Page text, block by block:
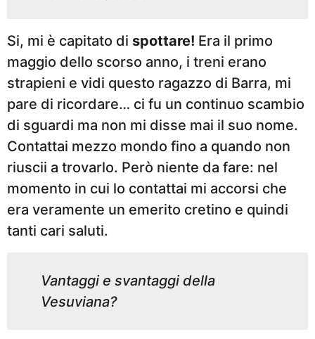
Si, mi è capitato di spottare! Era il primo
maggio dello scorso anno, i treni erano
strapieni e vidi questo ragazzo di Barra, mi
pare di ricordare… ci fu un continuo scambio
di sguardi ma non mi disse mai il suo nome.
Contattai mezzo mondo fino a quando non
riuscii a trovarlo. Però niente da fare: nel
momento in cui lo contattai mi accorsi che
era veramente un emerito cretino e quindi
tanti cari saluti.
Vantaggi e svantaggi della
Vesuviana?